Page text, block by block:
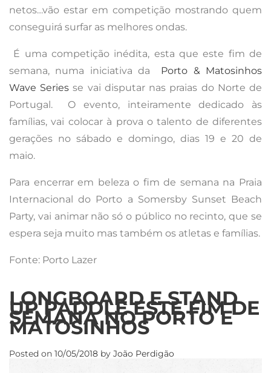
netos…vão estar em competição mostrando quem
conseguirá surfar as melhores ondas.
É uma competição inédita, esta que este fim de
semana, numa iniciativa da
Porto & Matosinhos
Wave Series se vai disputar nas praias do Norte de
Portugal. O evento, inteiramente dedicado às
famílias, vai colocar à prova o talento de diferentes
gerações no sábado e domingo, dias 19 e 20 de
maio.
Para encerrar em beleza o fim de semana na Praia
Internacional do Porto a Somersby Sunset Beach
Party, vai animar não só o público no recinto, que se
espera seja muito mas também os atletas e famílias.
Fonte: Porto Lazer
LONGBOARD E STAND
UP PADDLE ESTE FIM DE
SEMANA NO PORTO E
MATOSINHOS
Posted on 10/05/2018 by João Perdigão